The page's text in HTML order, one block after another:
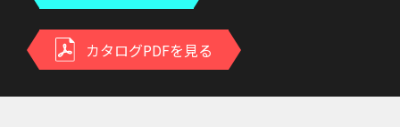
カタログPDFを見る